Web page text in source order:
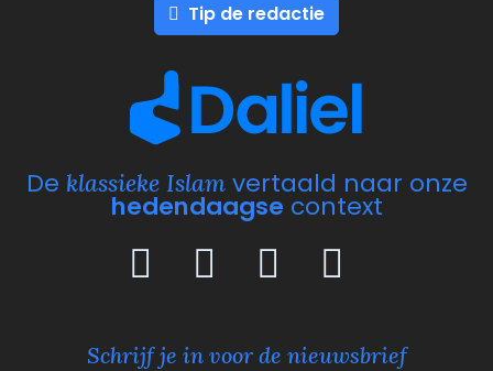
Tip de redactie
De klassieke Islamvertaald naar onze
hedendaagse context
Schrijf je in voor de nieuwsbrief